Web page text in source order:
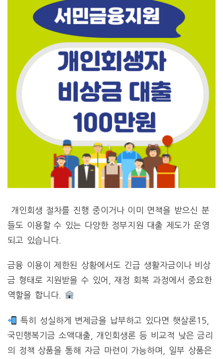
개인회생 절차를 진행 중이거나 이미 면책을 받으신 분
들도 이용할 수 있는 다양한 정부지원 대출 제도가 운영
되고 있습니다.
금융 이용이 제한된 상황에서도 긴급 생활자금이나 비상
금 형태로 지원받을 수 있어, 재정 회복 과정에서 중요한
역할을 합니다.
특히 성실하게 변제금을 납부하고 있다면 햇살론15,
국민행복기금 소액대출, 개인회생론 등 비교적 낮은 금리
의 정책 상품을 통해 자금 마련이 가능하며, 일부 상품은